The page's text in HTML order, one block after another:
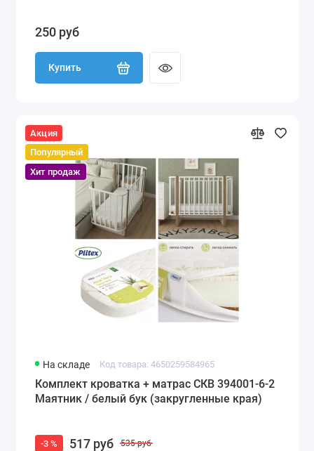
250 руб
Купить
Акция
Популярный
Хит продаж
На складе Код товара: 4650259584965
Комплект кроватка + матрас СКВ 394001-6-2
Маятник / белый бук (закругленные края)
-3 % 517 руб 535 руб